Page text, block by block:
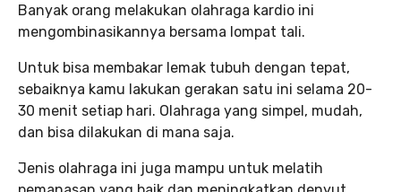
Banyak orang melakukan olahraga kardio ini
mengombinasikannya bersama lompat tali.
Untuk bisa membakar lemak tubuh dengan tepat,
sebaiknya kamu lakukan gerakan satu ini selama 20-
30 menit setiap hari. Olahraga yang simpel, mudah,
dan bisa dilakukan di mana saja.
Jenis olahraga ini juga mampu untuk melatih